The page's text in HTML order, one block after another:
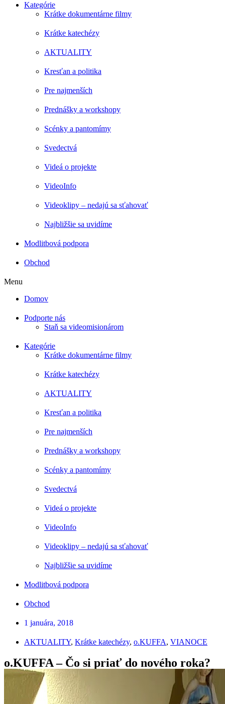
Kategórie
Krátke dokumentárne filmy
Krátke katechézy
AKTUALITY
Kresťan a politika
Pre najmenších
Prednášky a workshopy
Scénky a pantomímy
Svedectvá
Videá o projekte
VideoInfo
Videoklipy – nedajú sa sťahovať
Najbližšie sa uvidíme
Modlitbová podpora
Obchod
Menu
Domov
Podporte nás
Staň sa videomisionárom
Kategórie
Krátke dokumentárne filmy
Krátke katechézy
AKTUALITY
Kresťan a politika
Pre najmenších
Prednášky a workshopy
Scénky a pantomímy
Svedectvá
Videá o projekte
VideoInfo
Videoklipy – nedajú sa sťahovať
Najbližšie sa uvidíme
Modlitbová podpora
Obchod
1 januára, 2018
AKTUALITY, Krátke katechézy, o.KUFFA, VIANOCE
o.KUFFA – Čo si priať do nového roka?